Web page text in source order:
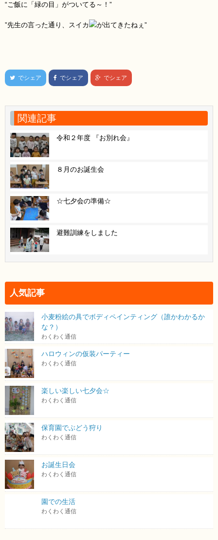
“ご飯に「緑の目」がついてる～！”
”先生の言った通り、スイカ が出てきたねぇ”
でシェア でシェア でシェア
関連記事
令和２年度 『お別れ会』
８月のお誕生会
☆七夕会の準備☆
避難訓練をしました
人気記事
小麦粉絵の具でボディペインティング（誰かわかるか
な？）
わくわく通信
ハロウィンの仮装パーティー
わくわく通信
楽しい楽しい七夕会☆
わくわく通信
保育園でぶどう狩り
わくわく通信
お誕生日会
わくわく通信
園での生活
わくわく通信